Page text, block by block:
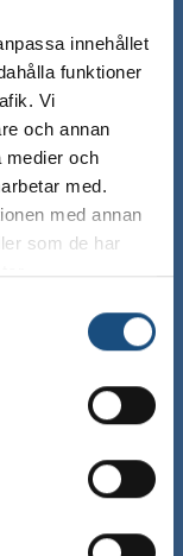
innehållet
funktioner
Vi
och annan
medier och
med.
med annan
som de har